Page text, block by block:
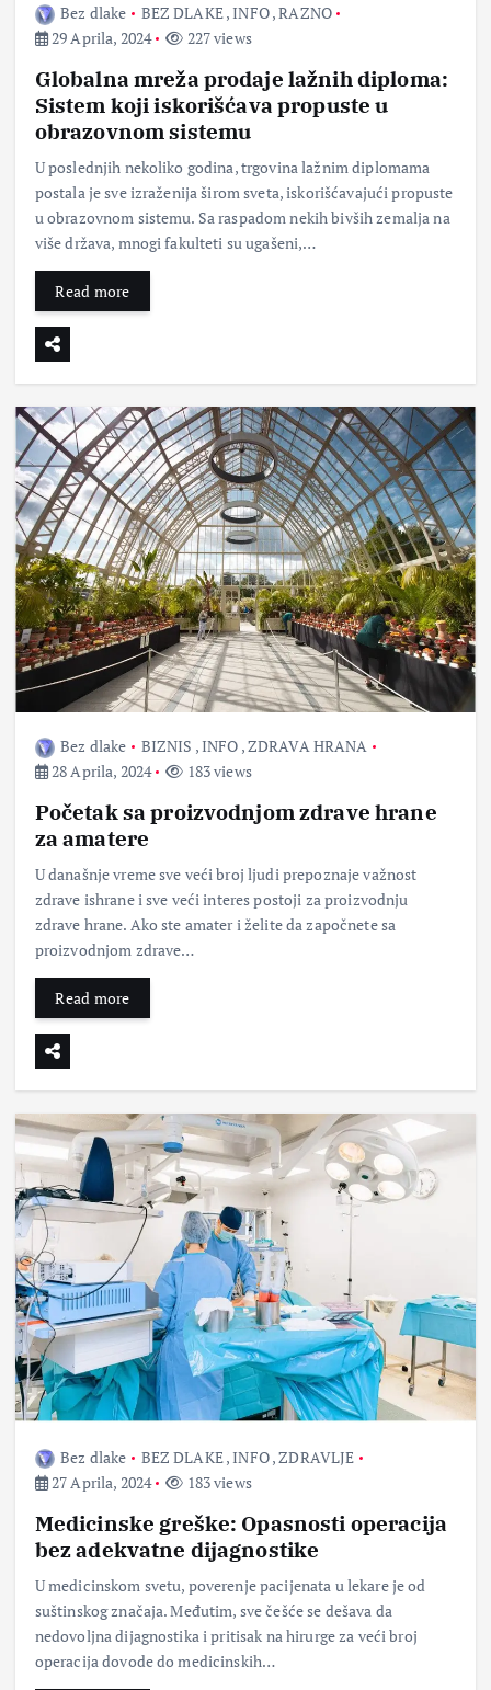
Bez dlake BEZ DLAKE,INFO,RAZNO
29 Aprila, 2024
227 views
Globalna mreža prodaje lažnih diploma:
Sistem koji iskorišćava propuste u
obrazovnom sistemu
U poslednjih nekoliko godina, trgovina lažnim diplomama
postala je sve izraženija širom sveta, iskorišćavajući propuste
u obrazovnom sistemu. Sa raspadom nekih bivših zemalja na
više država, mnogi fakulteti su ugašeni,…
Read more
Bez dlake BIZNIS ,INFO ,ZDRAVA HRANA
28 Aprila, 2024
183 views
Početak sa proizvodnjom zdrave hrane
za amatere
U današnje vreme sve veći broj ljudi prepoznaje važnost
zdrave ishrane i sve veći interes postoji za proizvodnju
zdrave hrane. Ako ste amater i želite da započnete sa
proizvodnjom zdrave…
Read more
Bez dlake BEZ DLAKE,INFO,ZDRAVLJE
27 Aprila, 2024
183 views
Medicinske greške: Opasnosti operacija
bez adekvatne dijagnostike
U medicinskom svetu, poverenje pacijenata u lekare je od
suštinskog značaja. Međutim, sve češće se dešava da
nedovoljna dijagnostika i pritisak na hirurge za veći broj
operacija dovode do medicinskih…